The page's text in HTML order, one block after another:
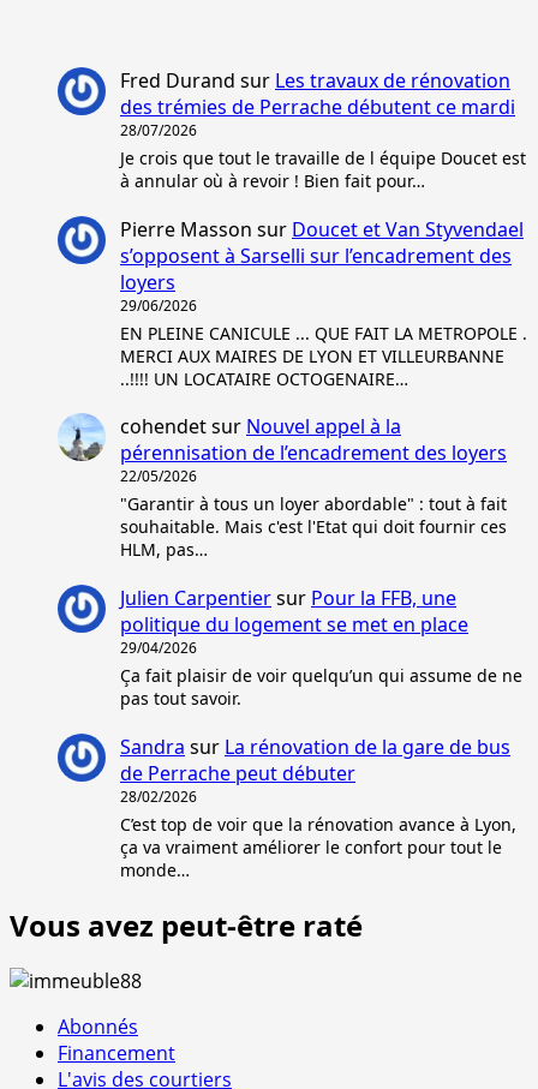
Fred Durand sur Les travaux de rénovation
des trémies de Perrache débutent ce mardi
28/07/2026
Je crois que tout le travaille de l équipe Doucet est
à annular où à revoir ! Bien fait pour…
Pierre Masson sur Doucet et Van Styvendael
s’opposent à Sarselli sur l’encadrement des
loyers
29/06/2026
EN PLEINE CANICULE ... QUE FAIT LA METROPOLE .
MERCI AUX MAIRES DE LYON ET VILLEURBANNE
..!!!! UN LOCATAIRE OCTOGENAIRE…
cohendetsur Nouvel appel à la
pérennisation de l’encadrement des loyers
22/05/2026
"Garantir à tous un loyer abordable" : tout à fait
souhaitable. Mais c'est l'Etat qui doit fournir ces
HLM, pas…
Julien Carpentiersur Pour la FFB, une
politique du logement se met en place
29/04/2026
Ça fait plaisir de voir quelqu’un qui assume de ne
pas tout savoir.
Sandra sur La rénovation de la gare de bus
de Perrache peut débuter
28/02/2026
C’est top de voir que la rénovation avance à Lyon,
ça va vraiment améliorer le confort pour tout le
monde…
Vous avez peut-être raté
Abonnés
Financement
L'avis des courtiers